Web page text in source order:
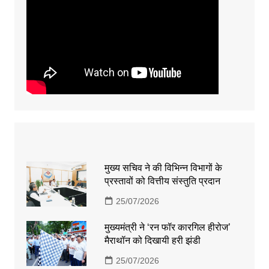
मुख्य सचिव ने की विभिन्न विभागों के
प्रस्तावों को वित्तीय संस्तुति प्रदान
25/07/2026
मुख्यमंत्री ने ‘रन फॉर कारगिल हीरोज’
मैराथॉन को दिखायी हरी झंडी
25/07/2026